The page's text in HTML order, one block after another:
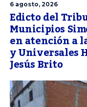
6 agosto, 2026
Edicto del
Municipios
en atención a
y Universales
Jesús Brito